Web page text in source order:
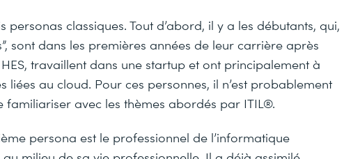
personas classiques. Tout d’abord, il y a les débutants, qui,
sont dans les premières années de leur carrière après
travaillent dans une startup et ont principalement à
liées au cloud. Pour ces personnes, il n’est probablement
familiariser avec les thèmes abordés par ITIL®.
persona est le professionnel de l’informatique